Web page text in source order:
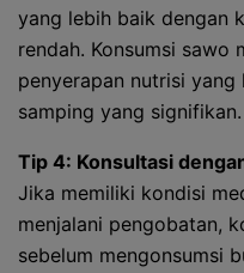
yang lebih baik dengan
rendah. Konsumsi sawo
penyerapan nutrisi
samping yang signifikan.
Tip 4: Konsultasi
Jika memiliki kondisi
menjalani pengobatan,
sebelum mengonsumsi